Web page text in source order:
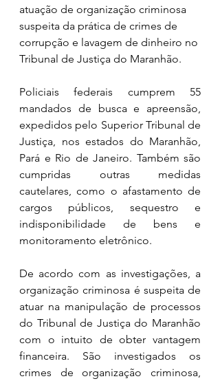
atuação de organização criminosa
suspeita da prática de crimes de
corrupção e lavagem de dinheiro no
Tribunal de Justiça do Maranhão.
Policiais federais cumprem 55
mandados de busca e apreensão,
expedidos pelo Superior Tribunal de
Justiça, nos estados do Maranhão,
Pará e Rio de Janeiro. Também são
cumpridas outras medidas
cautelares, como o afastamento de
cargos públicos, sequestro e
indisponibilidade de bens e
monitoramento eletrônico.
De acordo com as investigações, a
organização criminosa é suspeita de
atuar na manipulação de processos
do Tribunal de Justiça do Maranhão
com o intuito de obter vantagem
financeira. São investigados os
crimes de organização criminosa,